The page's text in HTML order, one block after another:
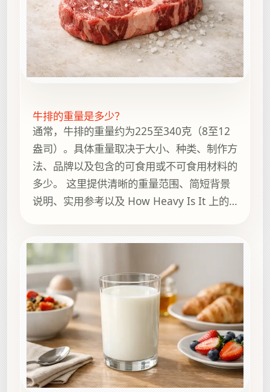
牛排的重量是多少？
通常，牛排的重量约为225至340克（8至12
盎司）。具体重量取决于大小、种类、制作方
法、品牌以及包含的可食用或不可食用材料的
多少。 这里提供清晰的重量范围、简短背景
说明、实用参考以及 How Heavy Is It 上的